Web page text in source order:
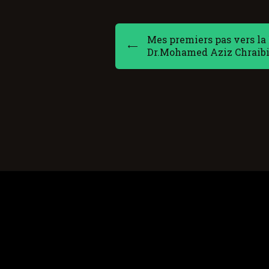
Mes premiers pas vers la
Dr.Mohamed Aziz Chraibi